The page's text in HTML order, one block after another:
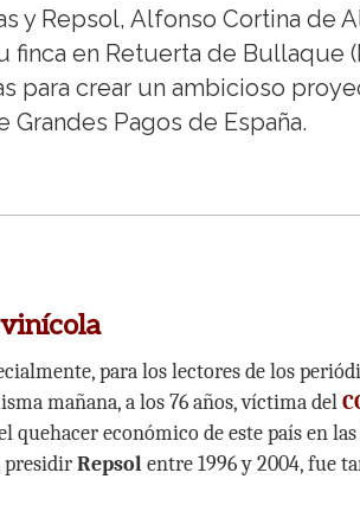
y Repsol, Alfonso Cortina de
en Retuerta de Bullaque
para crear un ambicioso
Pagos de España.
para los lectores de los
mañana, a los 76 años, víctima del
quehacer económico de este país en
presidirRepsolentre 1996 y 2004, fue